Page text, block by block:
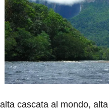
cascata al mondo,